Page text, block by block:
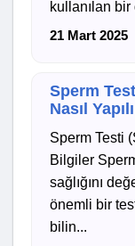
kullanılan bir
21 Mart 2025
Sperm
Nasıl
Sperm Testi
Bilgiler
sağlığını
önemli bir
bilin...